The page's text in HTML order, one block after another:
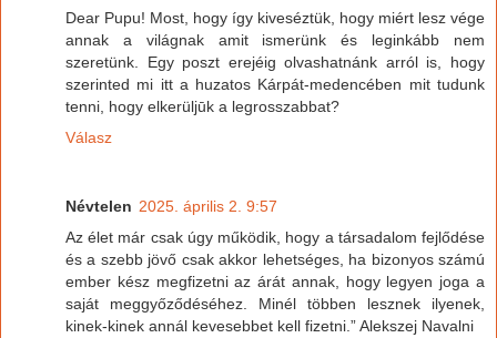
Dear Pupu! Most, hogy így kiveséztük, hogy miért lesz vége
annak a világnak amit ismerünk és leginkább nem
szeretünk. Egy poszt erejéig olvashatnánk arról is, hogy
szerinted mi itt a huzatos Kárpát-medencében mit tudunk
tenni, hogy elkerüljūk a legrosszabbat?
Válasz
Névtelen 2025. április 2. 9:57
Az élet már csak úgy működik, hogy a társadalom fejlődése
és a szebb jövő csak akkor lehetséges, ha bizonyos számú
ember kész megfizetni az árát annak, hogy legyen joga a
saját meggyőződéséhez. Minél többen lesznek ilyenek,
kinek-kinek annál kevesebbet kell fizetni.” Alekszej Navalni